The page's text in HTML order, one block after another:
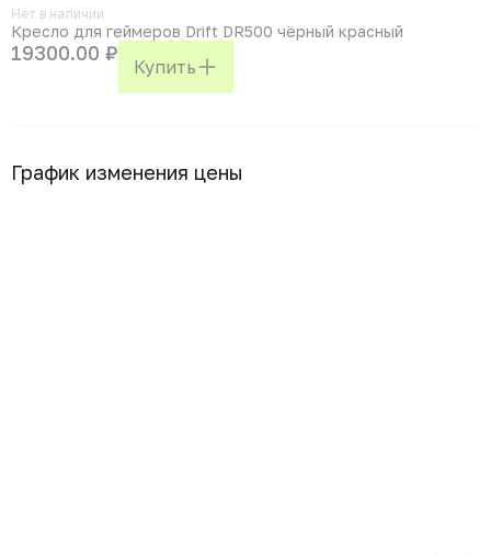
Нет в наличии
Кресло для геймеров Drift DR500 чёрный красный
19300.00 ₽
Купить
График изменения цены